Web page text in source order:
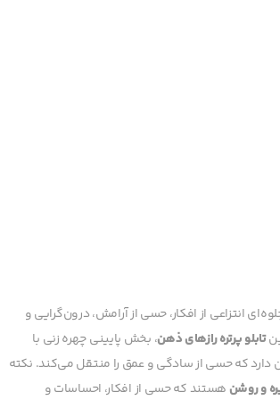
انتزاعی از افکار، حسی از آرامش، درون‌گرایی و
تابلو پرتره رازهای ذهن، بخش پایینی چهره زنی با
دارد که حسی از سادگی و عمق را منتقل می‌کند. نکته
و روشن هستند که حسی از افکار، احساسات و